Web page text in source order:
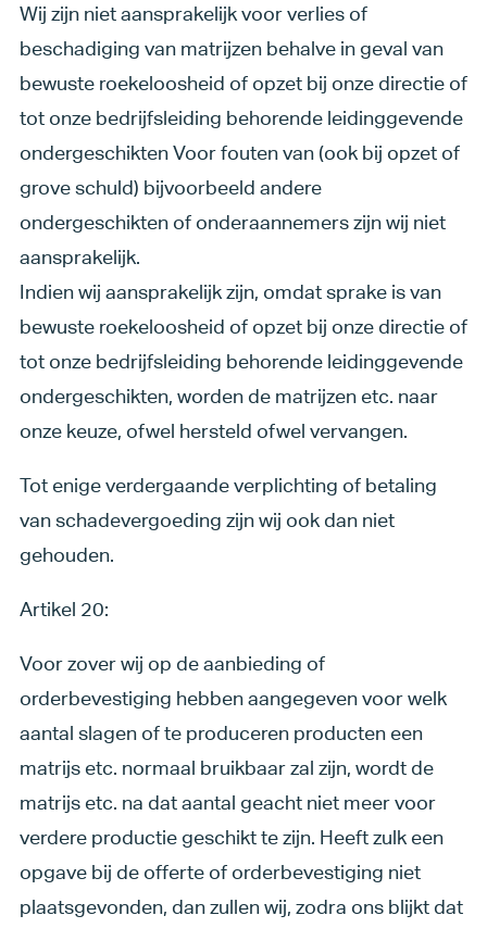
Wij zijn niet aansprakelijk voor verlies of
beschadiging van matrijzen behalve in geval van
bewuste roekeloosheid of opzet bij onze directie of
tot onze bedrijfsleiding behorende leidinggevende
ondergeschikten Voor fouten van (ook bij opzet of
grove schuld) bijvoorbeeld andere
ondergeschikten of onderaannemers zijn wij niet
aansprakelijk.
Indien wij aansprakelijk zijn, omdat sprake is van
bewuste roekeloosheid of opzet bij onze directie of
tot onze bedrijfsleiding behorende leidinggevende
ondergeschikten, worden de matrijzen etc. naar
onze keuze, ofwel hersteld ofwel vervangen.
Tot enige verdergaande verplichting of betaling
van schadevergoeding zijn wij ook dan niet
gehouden.
Artikel 20:
Voor zover wij op de aanbieding of
orderbevestiging hebben aangegeven voor welk
aantal slagen of te produceren producten een
matrijs etc. normaal bruikbaar zal zijn, wordt de
matrijs etc. na dat aantal geacht niet meer voor
verdere productie geschikt te zijn. Heeft zulk een
opgave bij de offerte of orderbevestiging niet
plaatsgevonden, dan zullen wij, zodra ons blijkt dat